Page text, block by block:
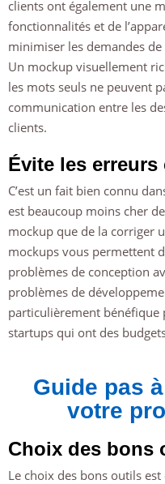
clients ont également une
fonctionnalités et de
minimiser les demandes
Un mockup visuellement
les mots seuls ne peuvent
communication entre les
clients.
Évite les erreurs
C’est un fait bien connu
est beaucoup moins cher
mockup que de la corriger
mockups vous permettent
problèmes de conception
problèmes de
particulièrement bénéfique
startups qui ont des
Guide pas
votre
Choix des bons
Le choix des bons outils